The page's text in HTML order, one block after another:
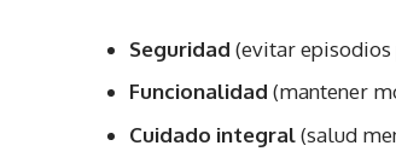
Seguridad (evitar
Funcionalidad (mantener
Cuidado integral(salud